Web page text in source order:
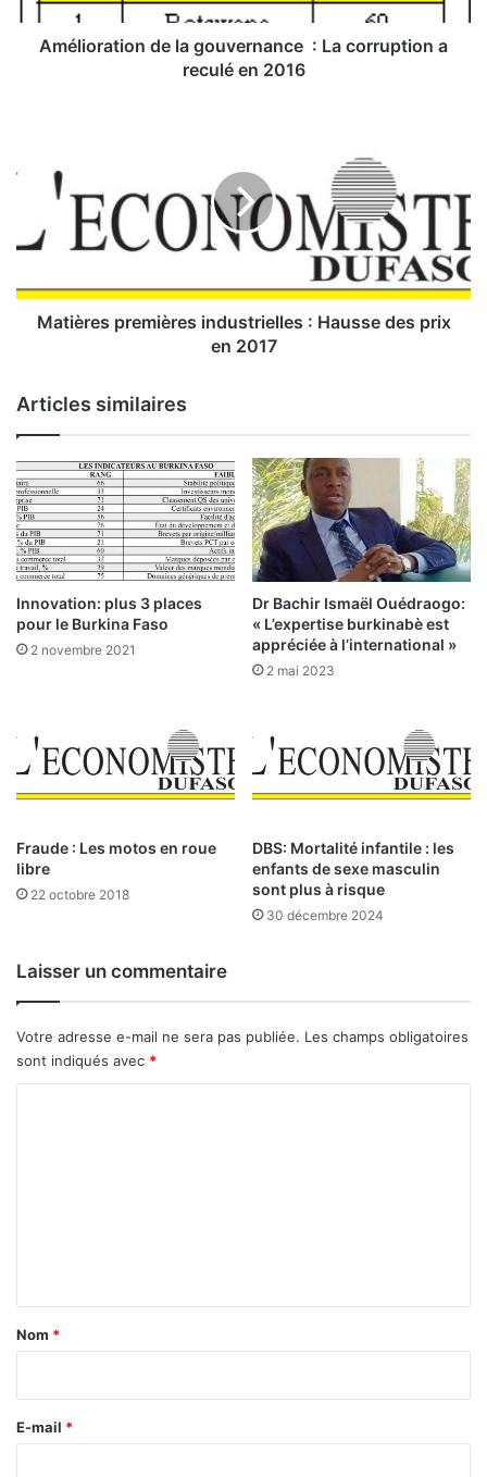
t
a
u
e
c
e
:
L
a
c
r
r
u
n
a
e
c
u
n
2
6
Amélioration de la gouvernance : La corruption a
reculé en 2016
e
p
è
r
e
s
i
n
d
u
s
t
r
s
:
H
a
u
e
d
e
s
Matières premières industrielles : Hausse des prix
en 2017
Articles similaires
Innovation: plus 3 places
pour le Burkina Faso
2 novembre 2021
Dr Bachir Ismaël Ouédraogo:
« L’expertise burkinabè est
appréciée à l’international »
2 mai 2023
Fraude : Les motos en roue
libre
22 octobre 2018
DBS: Mortalité infantile : les
enfants de sexe masculin
sont plus à risque
30 décembre 2024
Laisser un commentaire
Votre adresse e-mail ne sera pas publiée. Les champs obligatoires
sont indiqués avec *
a
e
Nom *
E-mail *